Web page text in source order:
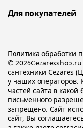
Для покупателей
©
сантехники Cezares
у наших операторов.
частей сайта в
письменного
запрещено. Сайт
сайт, Вы
Политика обработки